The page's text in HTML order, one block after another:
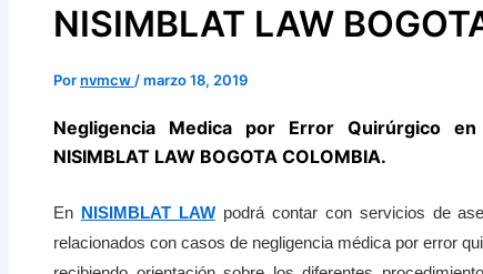
NISIMBLAT LAW
Pornvmcw /marzo 18, 2019
Negligencia Medica por Error Quirúrgico
NISIMBLAT LAW BOGOTA COLOMBIA.
En NISIMBLAT LAW podrá contar con servicios de
relacionados con casos de negligencia médica por error